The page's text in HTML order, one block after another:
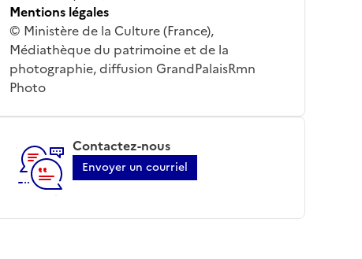
Mentions légales
© Ministère de la Culture (France),
Médiathèque du patrimoine et de la
photographie, diffusion GrandPalaisRmn
Photo
Contactez-nous
Envoyer un courriel